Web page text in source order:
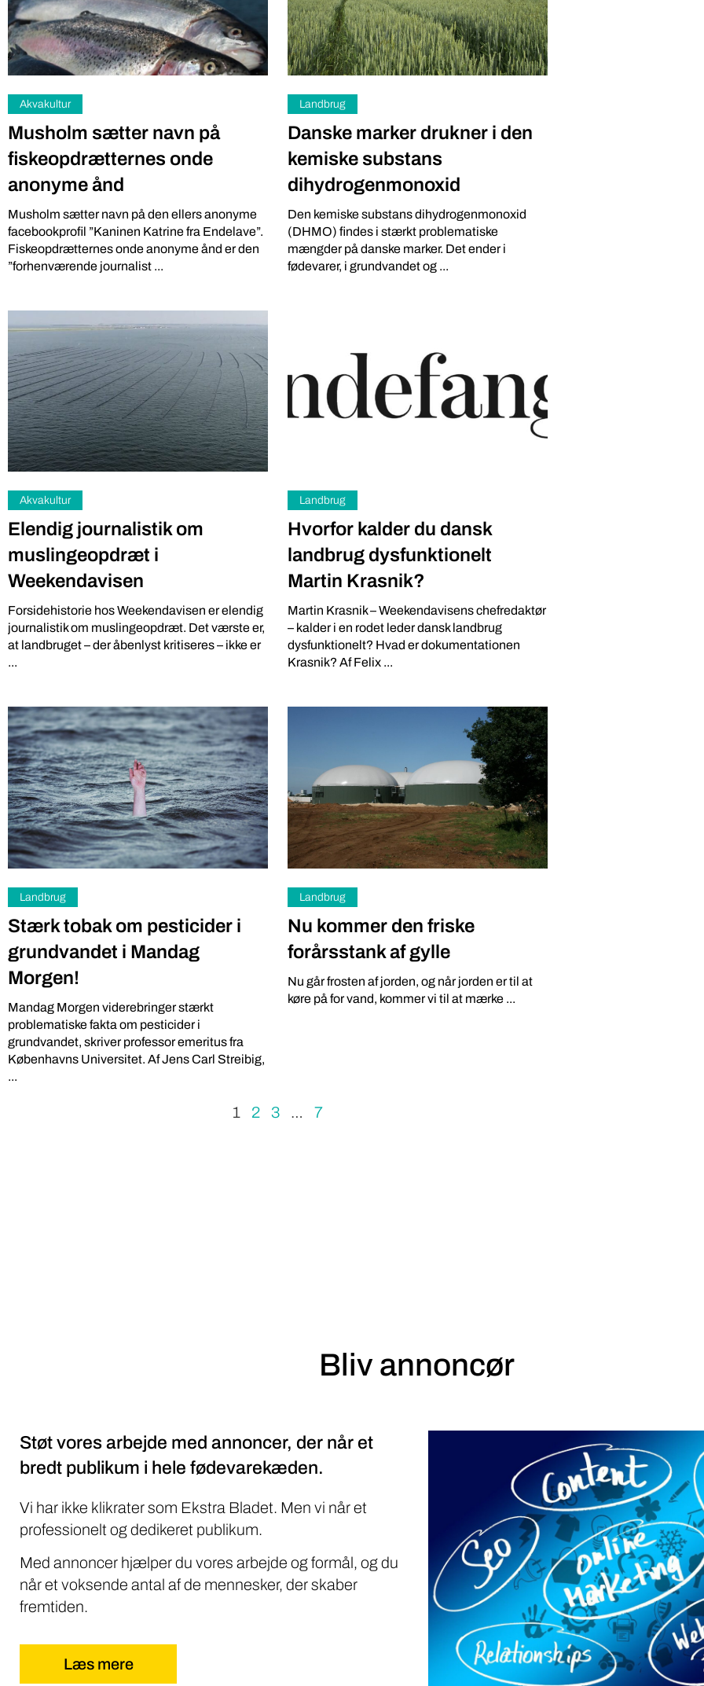
Akvakultur
Musholm sætter navn på
fiskeopdrætternes onde
anonyme ånd
Musholm sætter navn på den ellers anonyme
facebookprofil ”Kaninen Katrine fra Endelave”.
Fiskeopdrætternes onde anonyme ånd er den
”forhenværende journalist ...
Landbrug
Danske marker drukner i den
kemiske substans
dihydrogenmonoxid
Den kemiske substans dihydrogenmonoxid
(DHMO) findes i stærkt problematiske
mængder på danske marker. Det ender i
fødevarer, i grundvandet og ...
Akvakultur
Elendig journalistik om
muslingeopdræt i
Weekendavisen
Forsidehistorie hos Weekendavisen er elendig
journalistik om muslingeopdræt. Det værste er,
at landbruget – der åbenlyst kritiseres – ikke er
...
Landbrug
Hvorfor kalder du dansk
landbrug dysfunktionelt
Martin Krasnik?
Martin Krasnik – Weekendavisens chefredaktør
– kalder i en rodet leder dansk landbrug
dysfunktionelt? Hvad er dokumentationen
Krasnik? Af Felix ...
Landbrug
Stærk tobak om pesticider i
grundvandet i Mandag
Morgen!
Mandag Morgen viderebringer stærkt
problematiske fakta om pesticider i
grundvandet, skriver professor emeritus fra
Københavns Universitet. Af Jens Carl Streibig,
...
Landbrug
Nu kommer den friske
forårsstank af gylle
Nu går frosten af jorden, og når jorden er til at
køre på for vand, kommer vi til at mærke ...
1 2 3 … 7
Bliv annoncør
Støt vores arbejde med annoncer, der når et
bredt publikum i hele fødevarekæden.
Vi har ikke klikrater som Ekstra Bladet. Men vi når et
professionelt og dedikeret publikum.
Med annoncer hjælper du vores arbejde og formål, og du
når et voksende antal af de mennesker, der skaber
fremtiden.
Læs mere